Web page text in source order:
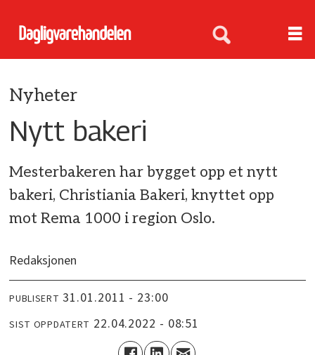
Nyheter
Nytt bakeri
Mesterbakeren har bygget opp et nytt
bakeri, Christiania Bakeri, knyttet opp
mot Rema 1000 i region Oslo.
Redaksjonen
PUBLISERT 31.01.2011 - 23:00
SIST OPPDATERT 22.04.2022 - 08:51